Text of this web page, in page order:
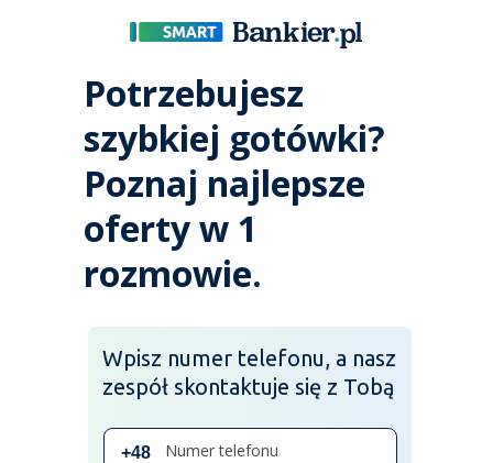
Potrzebujesz
szybkiej gotówki?
Poznaj najlepsze
oferty w 1
rozmowie.
Wpisz numer telefonu, a nasz
zespół skontaktuje się z Tobą
Numer telefonu